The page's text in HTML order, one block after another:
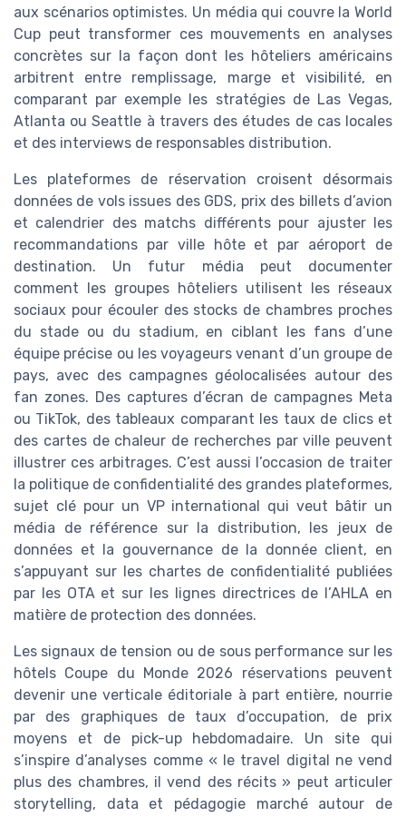
aux scénarios optimistes. Un média qui couvre la World
Cup peut transformer ces mouvements en analyses
concrètes sur la façon dont les hôteliers américains
arbitrent entre remplissage, marge et visibilité, en
comparant par exemple les stratégies de Las Vegas,
Atlanta ou Seattle à travers des études de cas locales
et des interviews de responsables distribution.
Les plateformes de réservation croisent désormais
données de vols issues des GDS, prix des billets d’avion
et calendrier des matchs différents pour ajuster les
recommandations par ville hôte et par aéroport de
destination. Un futur média peut documenter
comment les groupes hôteliers utilisent les réseaux
sociaux pour écouler des stocks de chambres proches
du stade ou du stadium, en ciblant les fans d’une
équipe précise ou les voyageurs venant d’un groupe de
pays, avec des campagnes géolocalisées autour des
fan zones. Des captures d’écran de campagnes Meta
ou TikTok, des tableaux comparant les taux de clics et
des cartes de chaleur de recherches par ville peuvent
illustrer ces arbitrages. C’est aussi l’occasion de traiter
la politique de confidentialité des grandes plateformes,
sujet clé pour un VP international qui veut bâtir un
média de référence sur la distribution, les jeux de
données et la gouvernance de la donnée client, en
s’appuyant sur les chartes de confidentialité publiées
par les OTA et sur les lignes directrices de l’AHLA en
matière de protection des données.
Les signaux de tension ou de sous performance sur les
hôtels Coupe du Monde 2026 réservations peuvent
devenir une verticale éditoriale à part entière, nourrie
par des graphiques de taux d’occupation, de prix
moyens et de pick-up hebdomadaire. Un site qui
s’inspire d’analyses comme « le travel digital ne vend
plus des chambres, il vend des récits » peut articuler
storytelling, data et pédagogie marché autour de